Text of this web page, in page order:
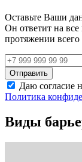
Оставьте Ваши
Он ответит на все
протяжении всего
Даю согласие
Политика
Виды